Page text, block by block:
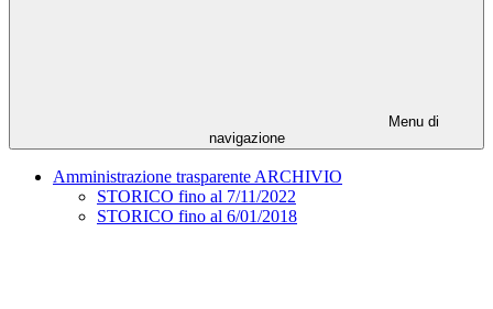
Menu di
navigazione
Amministrazione trasparente ARCHIVIO
STORICO fino al 7/11/2022
STORICO fino al 6/01/2018